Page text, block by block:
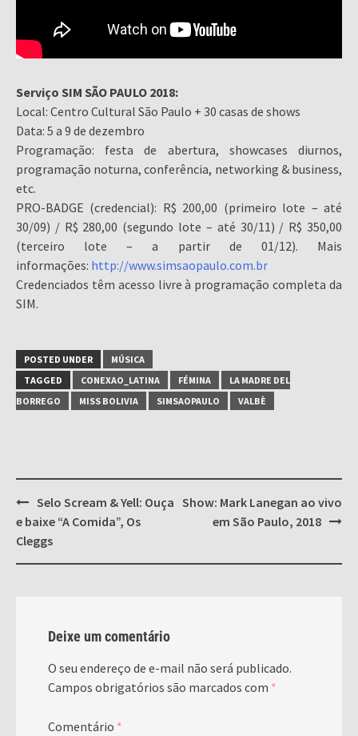
Serviço SIM SÃO PAULO 2018:
Local: Centro Cultural São Paulo + 30 casas de shows
Data: 5 a 9 de dezembro
Programação: festa de abertura, showcases diurnos,
programação noturna, conferência, networking & business,
etc.
PRO-BADGE (credencial): R$ 200,00 (primeiro lote – até
30/09) / R$ 280,00 (segundo lote – até 30/11) / R$ 350,00
(terceiro lote – a partir de 01/12). Mais
informações: http://www.simsaopaulo.com.br
Credenciados têm acesso livre à programação completa da
SIM.
POSTED UNDER
MÚSICA
TAGGED
CONEXAO_LATINA FÉMINA
LA MADRE DEL
BORREGO
MISS BOLIVIA SIMSAOPAULO VALBÈ
Post
navigation
Selo Scream & Yell: Ouça
e baixe “A Comida”, Os
Cleggs
Show: Mark Lanegan ao vivo
em São Paulo, 2018
Deixe um comentário
O seu endereço de e-mail não será publicado.
Campos obrigatórios são marcados com *
Comentário *